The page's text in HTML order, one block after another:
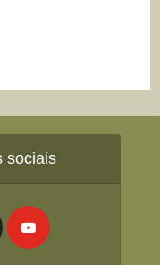
sociais